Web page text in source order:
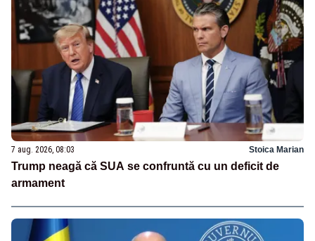
7 aug. 2026, 08:03 Stoica Marian
Trump neagă că SUA se confruntă cu un deficit de
armament